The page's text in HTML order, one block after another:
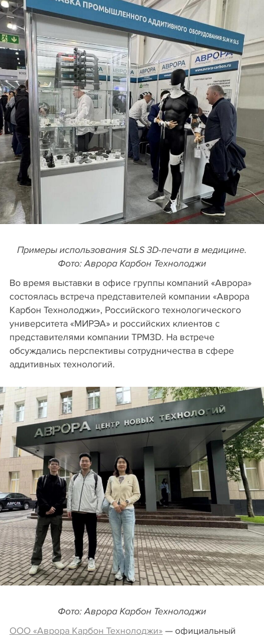
Примеры использования SLS 3D-печати в медицине.
Фото: Аврора Карбон Технолоджи
Во время выставки в офисе группы компаний «Аврора»
состоялась встреча представителей компании «Аврора
Карбон Технолоджи», Российского технологического
университета «МИРЭА» и российских клиентов с
представителями компании TPM3D. На встрече
обсуждались перспективы сотрудничества в сфере
аддитивных технологий.
Фото: Аврора Карбон Технолоджи
ООО «Аврора Карбон Технолоджи» — официальный